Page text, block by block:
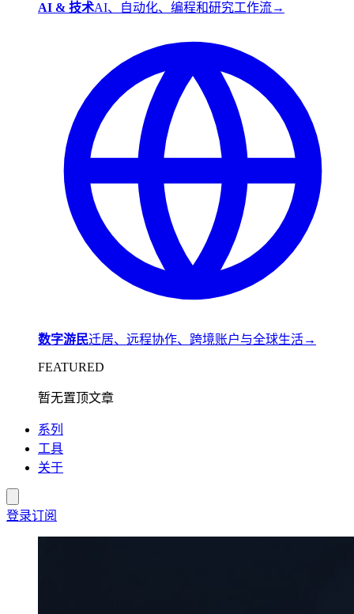
AI & 技术AI、自动化、编程和研究工作流→
数字游民迁居、远程协作、跨境账户与全球生活→
FEATURED
暂无置顶文章
系列
工具
关于
登录订阅